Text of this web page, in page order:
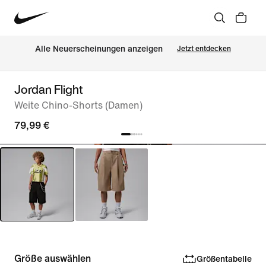
Alle Neuerscheinungen anzeigen Jetzt entdecken
Jordan Flight
Weite Chino-Shorts (Damen)
79,99 €
Größe auswählen Größentabelle